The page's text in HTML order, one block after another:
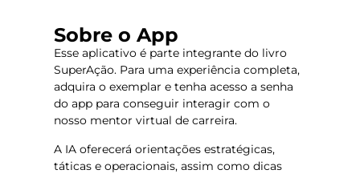
Sobre o App
Esse aplicativo é parte integrante do livro
SuperAção. Para uma experiência completa,
adquira o exemplar e tenha acesso a senha
do app para conseguir interagir com o
nosso mentor virtual de carreira.
A IA oferecerá orientações estratégicas,
táticas e operacionais, assim como dicas